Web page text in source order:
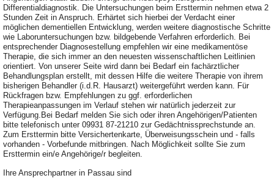
Differentialdiagnostik. Die Untersuchungen beim Ersttermin nehmen etwa 2
Stunden Zeit in Anspruch. Erhärtet sich hierbei der Verdacht einer
möglichen dementiellen Entwicklung, werden weitere diagnostische Schritte
wie Laboruntersuchungen bzw. bildgebende Verfahren erforderlich. Bei
entsprechender Diagnosestellung empfehlen wir eine medikamentöse
Therapie, die sich immer an den neuesten wissenschaftlichen Leitlinien
orientiert. Von unserer Seite wird dann bei Bedarf ein fachärztlicher
Behandlungsplan erstellt, mit dessen Hilfe die weitere Therapie von ihrem
bisherigen Behandler (i.d.R. Hausarzt) weitergeführt werden kann. Für
Rückfragen bzw. Empfehlungen zu ggf. erforderlichen
Therapieanpassungen im Verlauf stehen wir natürlich jederzeit zur
Verfügung.Bei Bedarf melden Sie sich oder ihren Angehörigen/Patienten
bitte telefonisch unter 09931 87-21210 zur Gedächtnissprechstunde an.
Zum Ersttermin bitte Versichertenkarte, Überweisungsschein und - falls
vorhanden - Vorbefunde mitbringen. Nach Möglichkeit sollte Sie zum
Ersttermin ein/e Angehörige/r begleiten.
Ihre Ansprechpartner in Passau sind